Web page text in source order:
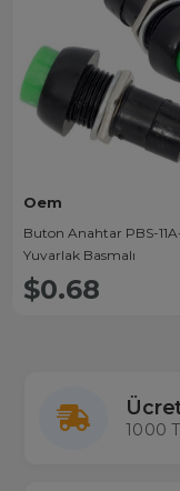
Oem
Buton Anahtar PBS-
Yuvarlak Basmalı
$0.68
1000